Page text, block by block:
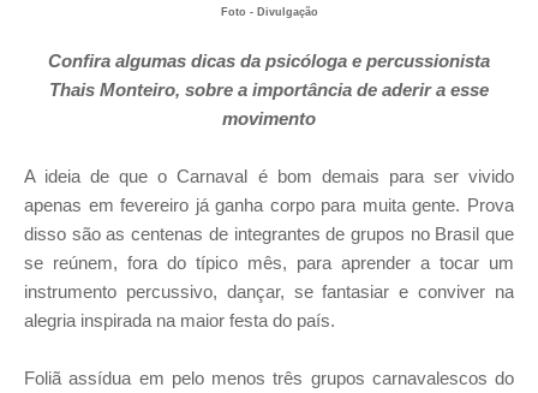
Foto - Divulgação
Confira algumas dicas da psicóloga e percussionista
Thais Monteiro, sobre a importância de aderir a esse
movimento
A ideia de que o Carnaval é bom demais para ser vivido
apenas em fevereiro já ganha corpo para muita gente. Prova
disso são as centenas de integrantes de grupos no Brasil que
se reúnem, fora do típico mês, para aprender a tocar um
instrumento percussivo, dançar, se fantasiar e conviver na
alegria inspirada na maior festa do país.
Foliã assídua em pelo menos três grupos carnavalescos do